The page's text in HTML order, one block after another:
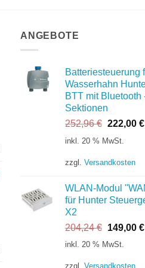
ANGEBOTE
Batteriesteuerung
Wasserhahn
BTT mit Bluetooth
Sektionen
252,96€
Preis
252,96 €
222,00 €
inkl. 20 % MwSt.
zzgl. Versandkosten
WLAN-Modul
für Hunter
X2
204,24€
Preis
204,24 €
149,00 €
inkl. 20 % MwSt.
zzgl. Versandkosten